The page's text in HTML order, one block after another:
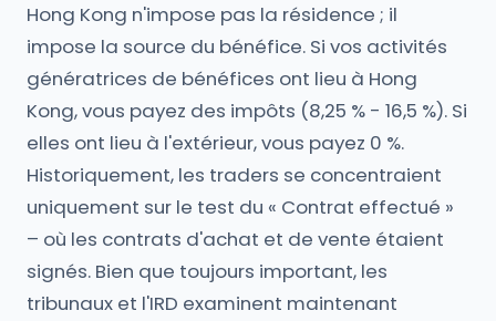
Hong Kong n'impose pas la résidence ; il
impose la source du bénéfice. Si vos activités
génératrices de bénéfices ont lieu à Hong
Kong, vous payez des impôts (8,25 % - 16,5 %). Si
elles ont lieu à l'extérieur, vous payez 0 %.
Historiquement, les traders se concentraient
uniquement sur le test du « Contrat effectué »
– où les contrats d'achat et de vente étaient
signés. Bien que toujours important, les
tribunaux et l'IRD examinent maintenant